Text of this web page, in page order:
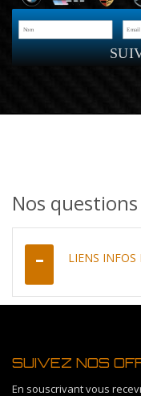
Nos
LIENS
SUIVEZ NOS
En souscrivant vous